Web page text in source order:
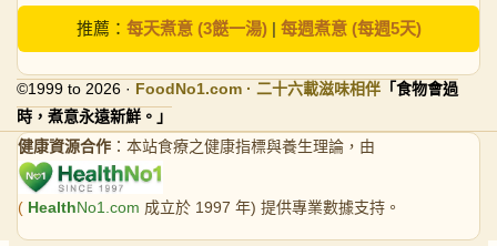
推薦： 每天煮意 (3餸一湯)| 每週煮意 (每週5天)
©1999 to 2026 · FoodNo1.com · 二十六載滋味相伴 「食物會過
時，煮意永遠新鮮。」
健康資源合作 ：本站食療之健康指標與養生理論，由
( HealthNo1.com 成立於 1997 年) 提供專業數據支持。